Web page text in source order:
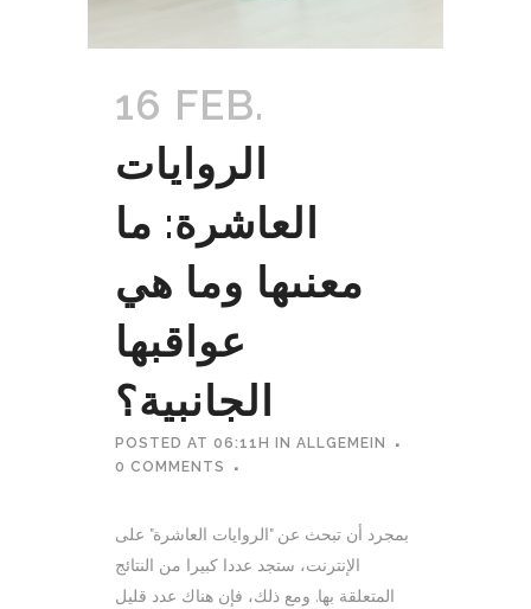
16 FEB.
الروايات
العاشرة: ما
معنىها وما هي
عواقبها
الجانبية؟
POSTED AT 06:11H IN ALLGEMEIN
0 COMMENTS
بمجرد أن تبحث عن "الروايات العاشرة" على
الإنترنت، ستجد عددا كبيرا من النتائج
المتعلقة بها. ومع ذلك، فإن هناك عدد قليل